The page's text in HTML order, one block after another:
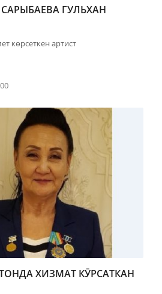
ГУЛЬХАН
көрсеткен артист
ХИЗМАТ КӮРСАТКАН